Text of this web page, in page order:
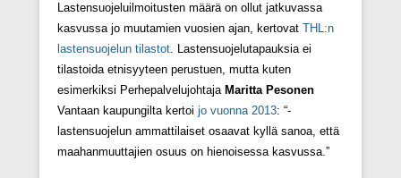
Lastensuojeluilmoitusten määrä on ollut jatkuvassa
kasvussa jo muutamien vuosien ajan, kertovat THL:n
lastensuojelun tilastot. Lastensuojelutapauksia ei
tilastoida etnisyyteen perustuen, mutta kuten
esimerkiksi Perhepalvelujohtaja Maritta Pesonen
Vantaan kaupungilta kertoi jo vuonna 2013: “-
lastensuojelun ammattilaiset osaavat kyllä sanoa, että
maahanmuuttajien osuus on hienoisessa kasvussa.”